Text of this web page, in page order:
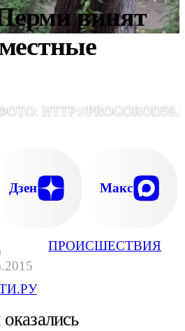
ПРОИСШЕСТВИЯ
винят
HTTP://
Дзен Макс